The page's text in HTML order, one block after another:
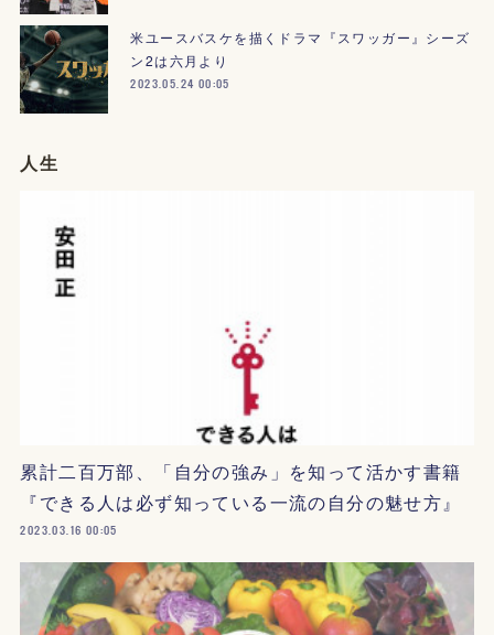
米ユースバスケを描くドラマ『スワッガー』シーズ
ン2は六月より
2023.05.24 00:05
人生
累計二百万部、「自分の強み」を知って活かす書籍
『できる人は必ず知っている一流の自分の魅せ方』
2023.03.16 00:05